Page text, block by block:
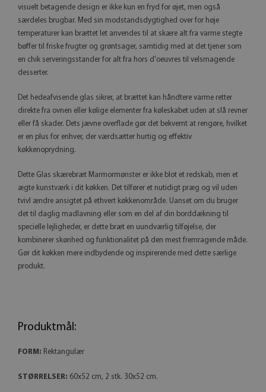
visuelt betagende design er ikke kun en fryd for øjet, men også
særdeles brugbar. Med sin modstandsdygtighed over for høje
temperaturer kan brættet let anvendes til at skære alt fra varme stegte
bøffer til friske frugter og grøntsager, samtidig med at det tjener som
en chik serveringsstander for alt fra hors d'oeuvres til velsmagende
desserter.
Det hedeafvisende glas sikrer, at brættet kan håndtere varme retter
direkte fra ovnen eller kølige elementer fra køleskabet uden at slå revner
eller få skader. Dets jævne overflade gør det bekvemt at rengøre, hvilket
er en plus for enhver, der værdsætter hurtig og effektiv
køkkenoprydning.
Dette Glas skærebræt Marmormønster er ikke blot et redskab, men et
ægte kunstværk i dit køkken. Det tilfører et nutidigt præg og vil uden
tvivl ændre ansigtet på ethvert køkkenområde. Uanset om du bruger
det til daglig madlavning eller som en del af din borddækning til
specielle lejligheder, er dette bræt en uundværlig tilføjelse, der
kombinerer skønhed og funktionalitet på den mest fremragende måde.
Gør dit køkken mere indbydende og inspirerende med dette særlige
produkt.
Produktmål:
FORM: Rektangulær
STØRRELSER: 60x52 cm, 2 stk. 30x52 cm.